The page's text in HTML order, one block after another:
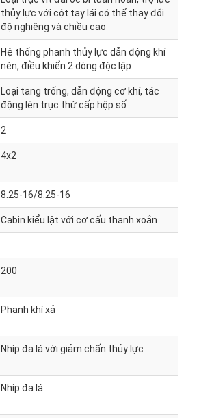
thủy lực với cột tay lái có thể thay đổi
độ nghiêng và chiều cao
Hệ thống phanh thủy lực dẫn động khí
nén, điều khiển 2 dòng độc lập
Loại tang trống, dẫn động cơ khí, tác
động lên trục thứ cấp hộp số
2
4x2
8.25-16/8.25-16
Cabin kiểu lật với cơ cấu thanh xoắn
200
Phanh khí xả
Nhíp đa lá với giảm chấn thủy lực
Nhíp đa lá